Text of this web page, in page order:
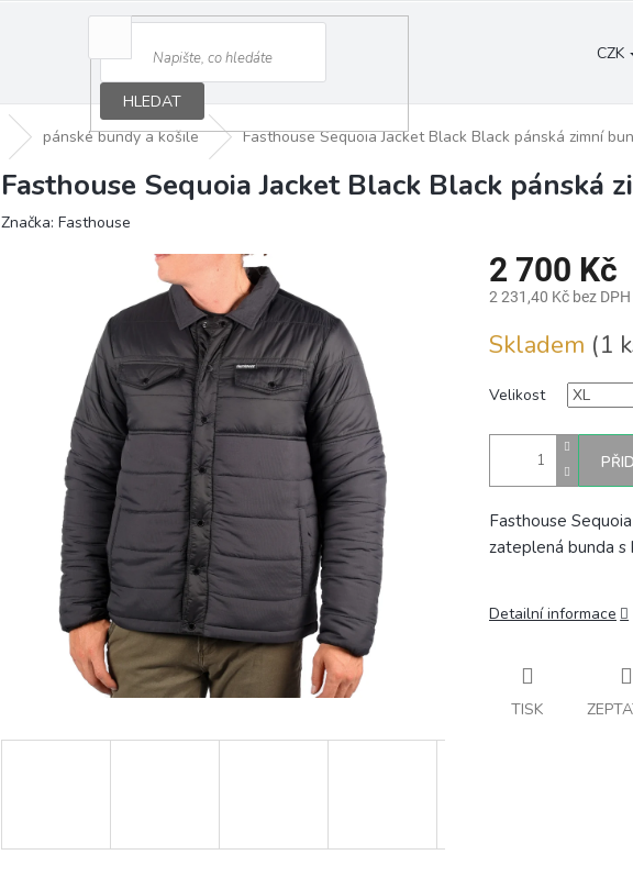
CZK
HLEDAT
pánské bundy a košile Fasthouse Sequoia Jacket Black Black pánská zimní
Fasthouse Sequoia Jacket Black Black pánská
Značka: Fasthouse
2 700 Kč
2 231,40 Kč bez DPH
cena:
Skladem (1
Velikost
Fasthouse
zateplená bunda s
Detailní informace
TISK